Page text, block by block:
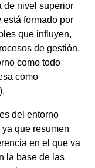
de nivel superior
está formado por
que influyen,
de gestión.
como todo
como
del entorno
que resumen
en el que va
la base de las